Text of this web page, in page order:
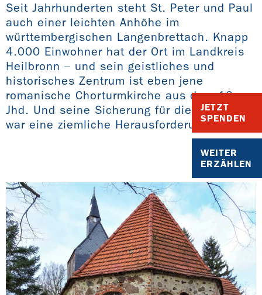
JETZT
SPENDEN
WEITER
ERZÄHLEN
Seit Jahrhunderten steht St. Peter und Paul
auch einer leichten Anhöhe im
württembergischen Langenbrettach. Knapp
4.000 Einwohner hat der Ort im Landkreis
Heilbronn – und sein geistliches und
historisches Zentrum ist eben jene
romanische Chorturmkirche aus dem 10.
Jhd. Und seine Sicherung für die Zukunft
war eine ziemliche Herausforderung.